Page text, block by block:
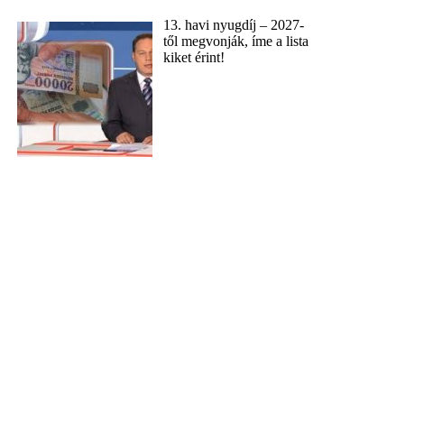
13. havi nyugdíj – 2027-
től megvonják, íme a lista
kiket érint!